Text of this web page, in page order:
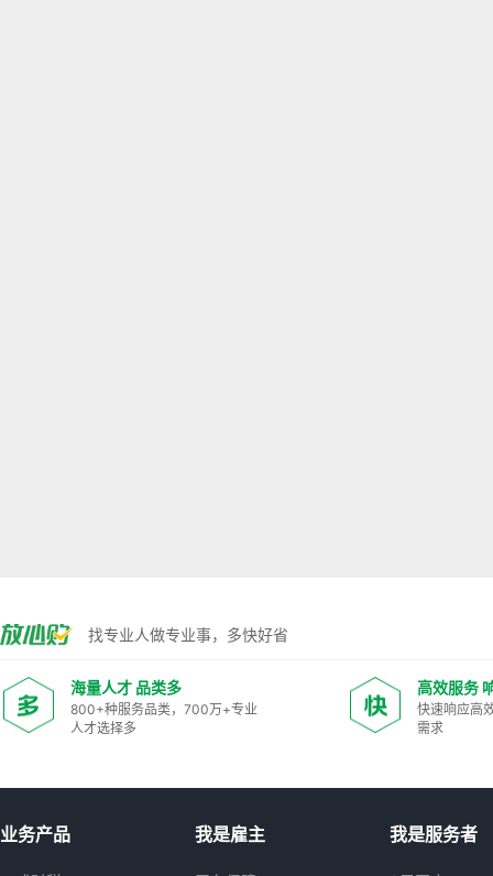
找专业人做专业事，多快好省
海量人才 品类多
800+种服务品类，700万+专业
人才选择多
高效服务
快速响应高
需求
业务产品 我是雇主 我是服务者